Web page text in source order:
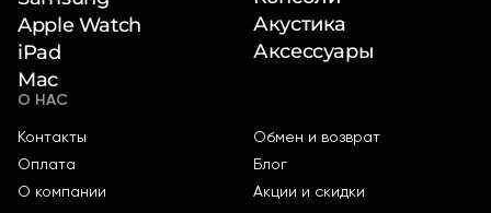
Apple Watch
iPad
Mac
Акустика
Аксессуары
О НАС
Контакты
Оплата
О компании
Обмен и возврат
Блог
Акции и скидки